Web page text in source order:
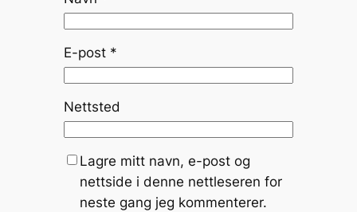
E-post *
Nettsted
Lagre mitt navn, e-post og
nettside i denne nettleseren for
neste gang jeg kommenterer.